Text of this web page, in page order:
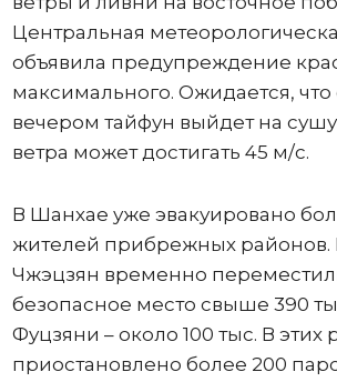
Центральная
объявила предупреждение
максимального. Ожидается, что
вечером тайфун выйдет на
ветра может достигать 45 м/с.
В Шанхае уже эвакуировано
жителей прибрежных районов.
Чжэцзян временно
безопасное место свыше 390
Фуцзяни – около 100 тыс. В этих
приостановлено более 200